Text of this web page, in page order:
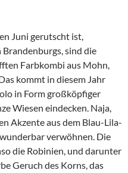
Juni gerutscht ist,
sind die
Farbkombi aus Mohn,
kommt in diesem Jahr
in Form großköpfiger
Wiesen eindecken. Naja,
Akzente aus dem Blau-Lila-
verwöhnen. Die
die Robinien, und darunter
Geruch des Korns, das